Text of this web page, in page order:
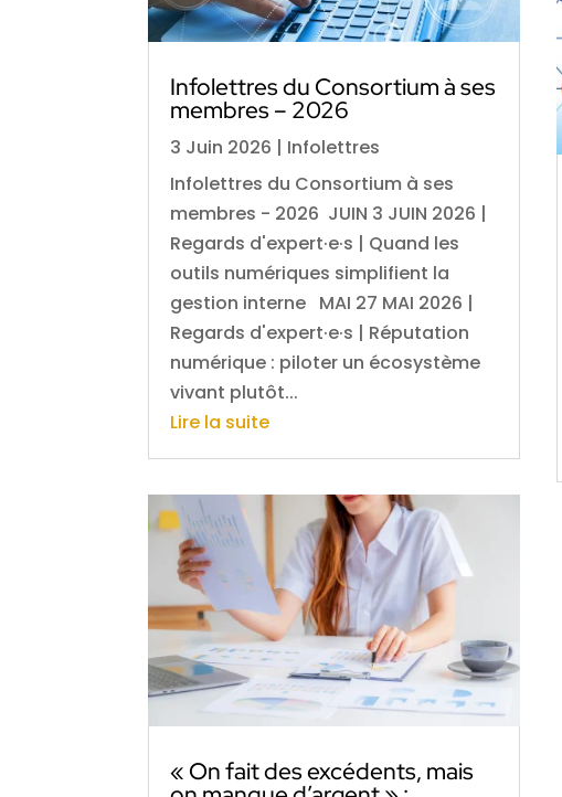
Infolettres du Consortium à ses
membres – 2026
3 Juin 2026 | Infolettres
Infolettres du Consortium à ses
membres - 2026 JUIN 3 JUIN 2026 |
Regards d'expert·e·s | Quand les
outils numériques simplifient la
gestion interne MAI 27 MAI 2026 |
Regards d'expert·e·s | Réputation
numérique : piloter un écosystème
vivant plutôt...
Lire la suite
« On fait des excédents, mais